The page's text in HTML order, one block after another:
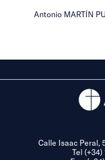
Antonio MARTÍN
Calle Isaac Peral,
Tel (+34)